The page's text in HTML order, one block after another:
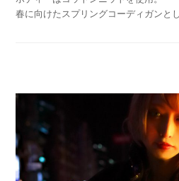
春に向けたスプリングコーディガンと